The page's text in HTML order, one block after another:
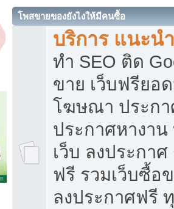
โพสขายของยังไงให้มีคนซื้อ
บริการ แนะน
ทำ SEO ติด
ขาย เว็บฟรียอ
โฆษณา ประกา
ประกาศหางา
เว็บ ลงประกา
ฟรี รวมเว็บซื้อ
ลงประกาศฟรี